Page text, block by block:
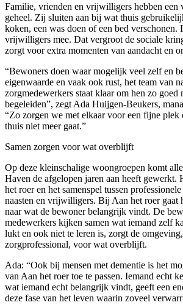
Familie, vrienden en vrijwilligers hebben een
geheel. Zij sluiten aan bij wat thuis
koken, een was doen of een bed verschonen.
vrijwilligers mee. Dat vergroot de sociale
zorgt voor extra momenten van aandacht en
“Bewoners doen waar mogelijk veel zelf en
eigenwaarde en vaak ook rust, het team van
zorgmedewerkers staat klaar om hen zo goed
begeleiden”, zegt Ada Huijgen-Beukers,
“Zo zorgen we met elkaar voor een fijne plek
thuis niet meer gaat.”
Samen zorgen voor wat overblijft
Op deze kleinschalige woongroepen komt
Haven de afgelopen jaren aan heeft gewerkt.
het roer en het samenspel tussen
naasten en vrijwilligers. Bij Aan het roer gaat
naar wat de bewoner belangrijk vindt. De
medewerkers kijken samen wat iemand zelf
lukt en ook niet te leren is, zorgt de
zorgprofessional, voor wat overblijft.
Ada: “Ook bij mensen met dementie is het
van Aan het roer toe te passen. Iemand echt
wat iemand echt belangrijk vindt, geeft een
deze fase van het leven waarin zoveel